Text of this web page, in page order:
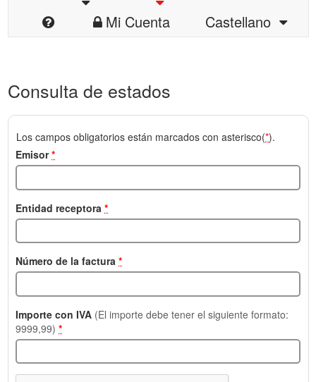
Mi Cuenta
Castellano
Consulta de estados
Los campos obligatorios están marcados con asterisco(*).
Emisor*
Entidad receptora *
Número de la factura *
Importe con IVA (El importe debe tener el siguiente formato:
9999,99) *